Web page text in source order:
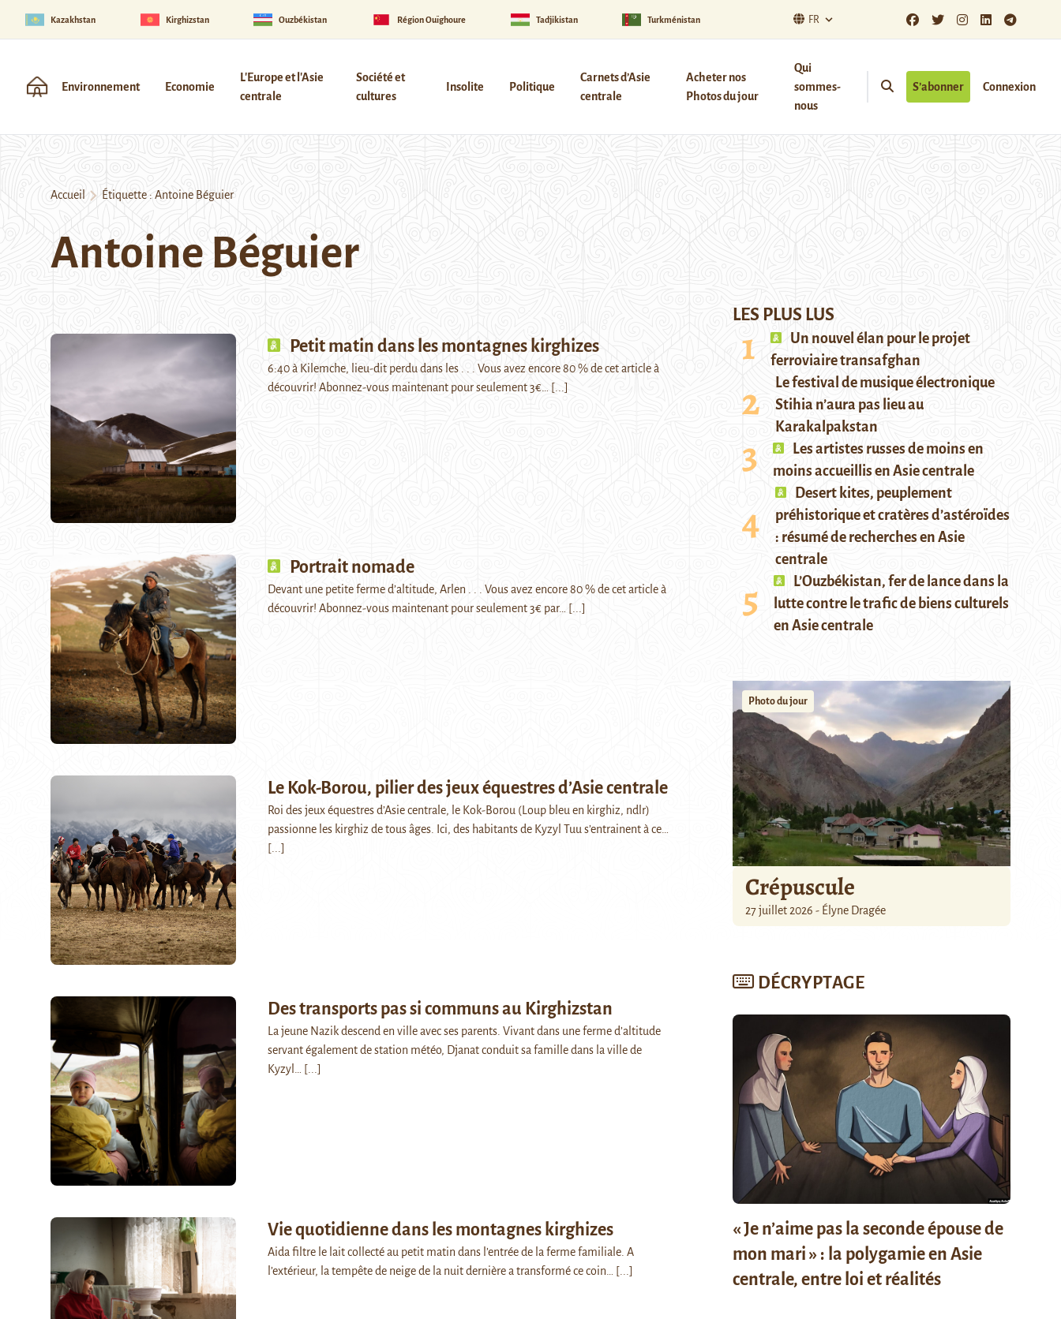
Kazakhstan Kirghizstan Ouzbékistan Région Ouïghoure Tadjikistan Turkménistan FR
Environnement Economie
L'Europe et l'Asie
centrale
Société et
cultures
Insolite Politique
Carnets d’Asie
centrale
Acheter nos
Photos du jour
Qui
sommes-
nous
S’abonner Connexion
Accueil Étiquette : Antoine Béguier
Antoine Béguier
Petit matin dans les montagnes kirghizes
6:40 à Kilemche, lieu-dit perdu dans les . . . Vous avez encore 80 % de cet article à
découvrir! Abonnez-vous maintenant pour seulement 3€…
[...]
Portrait nomade
Devant une petite ferme d’altitude, Arlen . . . Vous avez encore 80 % de cet article à
découvrir! Abonnez-vous maintenant pour seulement 3€ par…
[...]
Le Kok-Borou, pilier des jeux équestres d’Asie centrale
Roi des jeux équestres d’Asie centrale, le Kok-Borou (Loup bleu en kirghiz, ndlr)
passionne les kirghiz de tous âges. Ici, des habitants de Kyzyl Tuu s’entrainent à ce…
[...]
Des transports pas si communs au Kirghizstan
La jeune Nazik descend en ville avec ses parents. Vivant dans une ferme d’altitude
servant également de station météo, Djanat conduit sa famille dans la ville de
Kyzyl…
[...]
Vie quotidienne dans les montagnes kirghizes
Aida filtre le lait collecté au petit matin dans l’entrée de la ferme familiale. A
l’extérieur, la tempête de neige de la nuit dernière a transformé ce coin…
[...]
LES PLUS LUS
Un nouvel élan pour le projet
ferroviaire transafghan
Le festival de musique électronique
Stihia n’aura pas lieu au
Karakalpakstan
Les artistes russes de moins en
moins accueillis en Asie centrale
Desert kites, peuplement
préhistorique et cratères d’astéroïdes
: résumé de recherches en Asie
centrale
L’Ouzbékistan, fer de lance dans la
lutte contre le trafic de biens culturels
en Asie centrale
Photo du jour
Crépuscule
27 juillet 2026 - Élyne Dragée
DÉCRYPTAGE
« Je n’aime pas la seconde épouse de
mon mari » : la polygamie en Asie
centrale, entre loi et réalités